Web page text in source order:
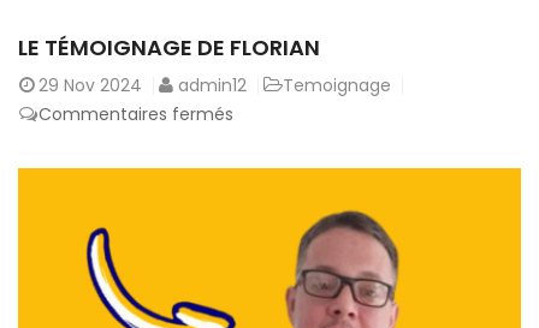
LE TÉMOIGNAGE DE FLORIAN
29 Nov 2024 admin12
Temoignage
Commentaires fermés